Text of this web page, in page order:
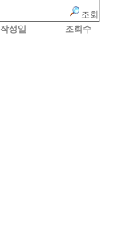
조회
작성일
조회수